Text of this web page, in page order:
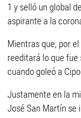
1 y selló un global
aspirante a la
Mientras que, por
reeditará lo que
cuando goleó a
Justamente en la
José San Martín se